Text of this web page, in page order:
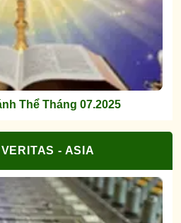
Thể Tháng 07.2025
- ASIA